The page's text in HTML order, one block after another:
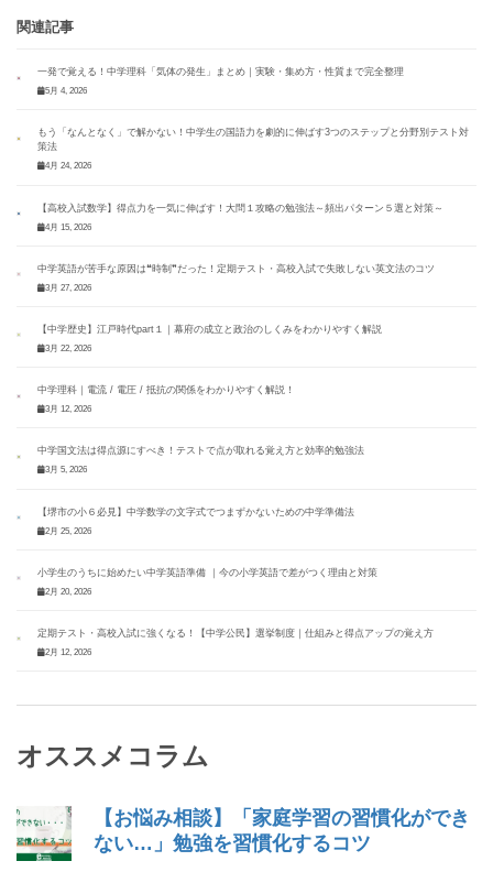
関連記事
一発で覚える！中学理科「気体の発生」まとめ｜実験・集め方・性質まで完全整理
5月 4, 2026
もう「なんとなく」で解かない！中学生の国語力を劇的に伸ばす3つのステップと分野別テスト対
策法
4月 24, 2026
【高校入試数学】得点力を一気に伸ばす！大問１攻略の勉強法～頻出パターン５選と対策～
4月 15, 2026
中学英語が苦手な原因は❝時制❞だった！定期テスト・高校入試で失敗しない英文法のコツ
3月 27, 2026
【中学歴史】江戸時代part１｜幕府の成立と政治のしくみをわかりやすく解説
3月 22, 2026
中学理科｜電流 / 電圧 / 抵抗の関係をわかりやすく解説！
3月 12, 2026
中学国文法は得点源にすべき！テストで点が取れる覚え方と効率的勉強法
3月 5, 2026
【堺市の小６必見】中学数学の文字式でつまずかないための中学準備法
2月 25, 2026
小学生のうちに始めたい中学英語準備 ｜今の小学英語で差がつく理由と対策
2月 20, 2026
定期テスト・高校入試に強くなる！【中学公民】選挙制度｜仕組みと得点アップの覚え方
2月 12, 2026
オススメコラム
【お悩み相談】「家庭学習の習慣化ができ
ない…」勉強を習慣化するコツ